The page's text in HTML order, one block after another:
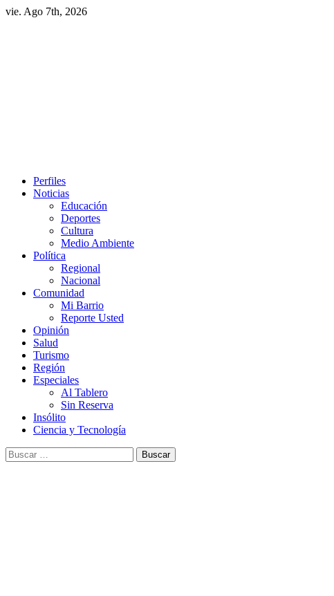
Skip
vie. Ago 7th, 2026
Primary
Menu
Perfiles
Noticias
Educación
Deportes
Cultura
Medio Ambiente
Política
Regional
Nacional
Comunidad
Mi Barrio
Reporte Usted
Opinión
Salud
Turismo
Región
Especiales
Al Tablero
Sin Reserva
Insólito
Ciencia y Tecnología
Buscar: